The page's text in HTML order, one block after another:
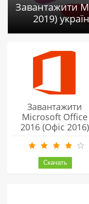
Завантажити
2019)
Завантажити
Microsoft Office
2016 (Офіс 2016)
Безкоштовно